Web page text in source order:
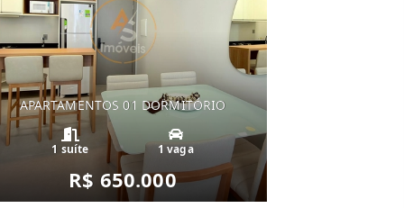
APARTAMENTOS 01 DORMITÓRIO
1 suíte 1 vaga
R$ 650.000